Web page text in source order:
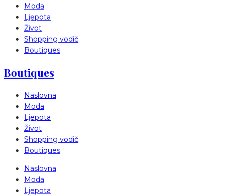
Moda
Ljepota
Život
Shopping vodič
Boutiques
Boutiques
Naslovna
Moda
Ljepota
Život
Shopping vodič
Boutiques
Naslovna
Moda
Ljepota